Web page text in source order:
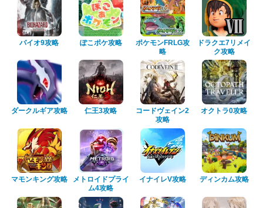
バイオ9攻略 ぽこポケ攻略
ポケモンFRLG攻
略
ドラクエ7リメイ
ク攻略
ダークルギア攻略 仁王3攻略
コードヴェイン2
攻略
オクトラ0攻略
マモンキング攻略
メトロイドプライ
ム4攻略
イナイレV攻略 ディンカム攻略